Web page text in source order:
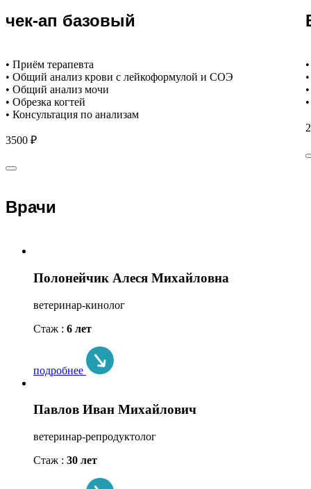
чек-ап базовый
• Приём терапевта
• Общий анализ крови с лейкоформулой и СОЭ
• Общий анализ мочи
• Обрезка когтей
• Консультация по анализам
3500 ₽
Врачи
Полонейчик Алеся Михайловна
ветеринар-кинолог
Стаж : 6 лет
подробнее
Павлов Иван Михайлович
ветеринар-репродуктолог
Стаж : 30 лет